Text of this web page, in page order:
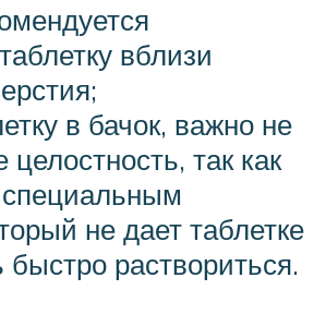
вблизи
в бачок, важно не
целостность, так как
не дает таблетке
раствориться.